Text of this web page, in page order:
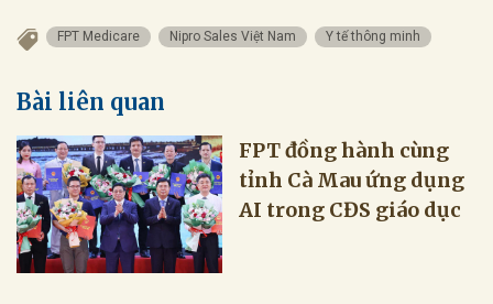
FPT Medicare Nipro Sales Việt Nam Y tế thông minh
Bài liên quan
FPT đồng hành cùng
tỉnh Cà Mau ứng dụng
AI trong CĐS giáo dục